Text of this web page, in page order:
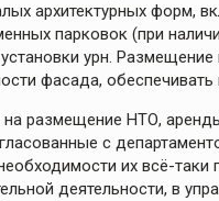
архитектурных форм,
парковок (при
урн.
фасада,
размещение НТО,
с
их всё-
деятельности, в